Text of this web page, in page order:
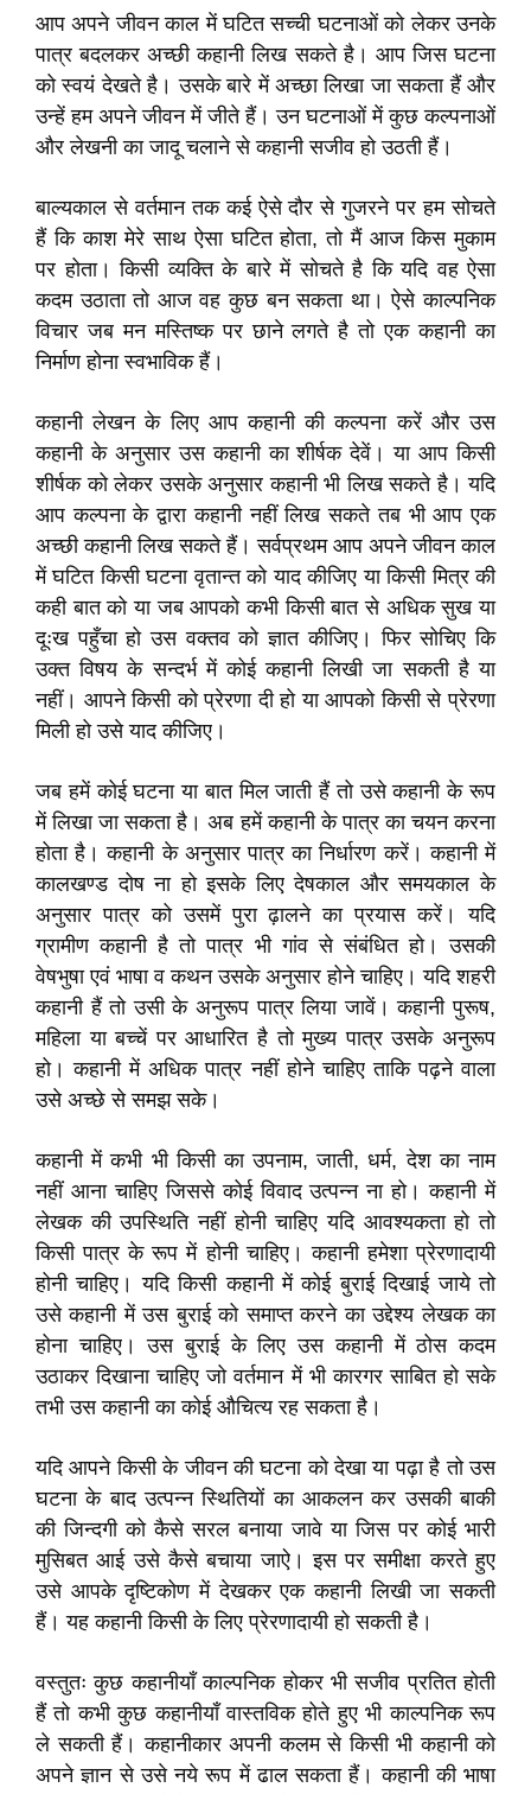
आप अपने जीवन काल में घटित सच्ची घटनाओं को लेकर उनके
पात्र बदलकर अच्छी कहानी लिख सकते है। आप जिस घटना
को स्वयं देखते है। उसके बारे में अच्छा लिखा जा सकता हैं और
उन्हें हम अपने जीवन में जीते हैं। उन घटनाओं में कुछ कल्पनाओं
और लेखनी का जादू चलाने से कहानी सजीव हो उठती हैं।
बाल्यकाल से वर्तमान तक कई ऐसे दौर से गुजरने पर हम सोचते
हैं कि काश मेरे साथ ऐसा घटित होता, तो मैं आज किस मुकाम
पर होता। किसी व्यक्ति के बारे में सोचते है कि यदि वह ऐसा
कदम उठाता तो आज वह कुछ बन सकता था। ऐसे काल्पनिक
विचार जब मन मस्तिष्क पर छाने लगते है तो एक कहानी का
निर्माण होना स्वभाविक हैं।
कहानी लेखन के लिए आप कहानी की कल्पना करें और उस
कहानी के अनुसार उस कहानी का शीर्षक देवें। या आप किसी
शीर्षक को लेकर उसके अनुसार कहानी भी लिख सकते है। यदि
आप कल्पना के द्वारा कहानी नहीं लिख सकते तब भी आप एक
अच्छी कहानी लिख सकते हैं। सर्वप्रथम आप अपने जीवन काल
में घटित किसी घटना वृतान्त को याद कीजिए या किसी मित्र की
कही बात को या जब आपको कभी किसी बात से अधिक सुख या
दूःख पहुँचा हो उस वक्तव को ज्ञात कीजिए। फिर सोचिए कि
उक्त विषय के सन्दर्भ में कोई कहानी लिखी जा सकती है या
नहीं। आपने किसी को प्रेरणा दी हो या आपको किसी से प्रेरणा
मिली हो उसे याद कीजिए।
जब हमें कोई घटना या बात मिल जाती हैं तो उसे कहानी के रूप
में लिखा जा सकता है। अब हमें कहानी के पात्र का चयन करना
होता है। कहानी के अनुसार पात्र का निर्धारण करें। कहानी में
कालखण्ड दोष ना हो इसके लिए देषकाल और समयकाल के
अनुसार पात्र को उसमें पुरा ढ़ालने का प्रयास करें। यदि
ग्रामीण कहानी है तो पात्र भी गांव से संबंधित हो। उसकी
वेषभुषा एवं भाषा व कथन उसके अनुसार होने चाहिए। यदि शहरी
कहानी हैं तो उसी के अनुरूप पात्र लिया जावें। कहानी पुरूष,
महिला या बच्चें पर आधारित है तो मुख्य पात्र उसके अनुरूप
हो। कहानी में अधिक पात्र नहीं होने चाहिए ताकि पढ़ने वाला
उसे अच्छे से समझ सके।
कहानी में कभी भी किसी का उपनाम, जाती, धर्म, देश का नाम
नहीं आना चाहिए जिससे कोई विवाद उत्पन्न ना हो। कहानी में
लेखक की उपस्थिति नहीं होनी चाहिए यदि आवश्यकता हो तो
किसी पात्र के रूप में होनी चाहिए। कहानी हमेशा प्रेरणादायी
होनी चाहिए। यदि किसी कहानी में कोई बुराई दिखाई जाये तो
उसे कहानी में उस बुराई को समाप्त करने का उद्देश्य लेखक का
होना चाहिए। उस बुराई के लिए उस कहानी में ठोस कदम
उठाकर दिखाना चाहिए जो वर्तमान में भी कारगर साबित हो सके
तभी उस कहानी का कोई औचित्य रह सकता है।
यदि आपने किसी के जीवन की घटना को देखा या पढ़ा है तो उस
घटना के बाद उत्पन्न स्थितियों का आकलन कर उसकी बाकी
की जिन्दगी को कैसे सरल बनाया जावे या जिस पर कोई भारी
मुसिबत आई उसे कैसे बचाया जाऐ। इस पर समीक्षा करते हुए
उसे आपके दृष्टिकोण में देखकर एक कहानी लिखी जा सकती
हैं। यह कहानी किसी के लिए प्रेरणादायी हो सकती है।
वस्तुतः कुछ कहानीयाँ काल्पनिक होकर भी सजीव प्रतित होती
हैं तो कभी कुछ कहानीयाँ वास्तविक होते हुए भी काल्पनिक रूप
ले सकती हैं। कहानीकार अपनी कलम से किसी भी कहानी को
अपने ज्ञान से उसे नये रूप में ढाल सकता हैं। कहानी की भाषा